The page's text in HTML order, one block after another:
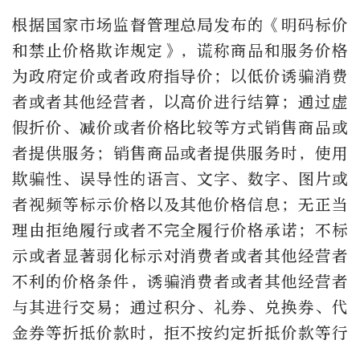
根据国家市场监督管理总局发布的《明码标价
和禁止价格欺诈规定》，谎称商品和服务价格
为政府定价或者政府指导价；以低价诱骗消费
者或者其他经营者，以高价进行结算；通过虚
假折价、减价或者价格比较等方式销售商品或
者提供服务；销售商品或者提供服务时，使用
欺骗性、误导性的语言、文字、数字、图片或
者视频等标示价格以及其他价格信息；无正当
理由拒绝履行或者不完全履行价格承诺；不标
示或者显著弱化标示对消费者或者其他经营者
不利的价格条件，诱骗消费者或者其他经营者
与其进行交易；通过积分、礼券、兑换券、代
金券等折抵价款时，拒不按约定折抵价款等行